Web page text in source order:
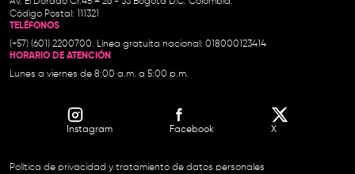
Código Postal: 111321
TELÉFONOS
(+57) (601) 2200700. Línea gratuita nacional: 018000123414
HORARIO DE ATENCIÓN
Lunes a viernes de 8:00 a.m. a 5:00 p.m.
Instagram Facebook X
Política de privacidad y tratamiento de datos personales